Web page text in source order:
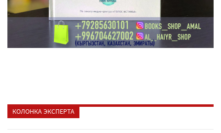
КОЛОНКА ЭКСПЕРТА